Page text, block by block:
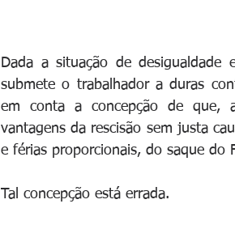
Dada a situação de desigualdade
submete o trabalhador a duras
em conta a concepção de que,
vantagens da rescisão sem justa
e férias proporcionais, do saque do
Tal concepção está errada.